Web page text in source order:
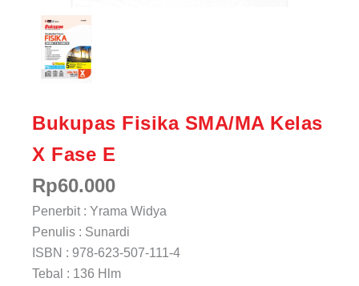
Bukupas Fisika SMA/MA Kelas
X Fase E
Rp60.000
Penerbit : Yrama Widya
Penulis : Sunardi
ISBN : 978-623-507-111-4
Tebal : 136 Hlm